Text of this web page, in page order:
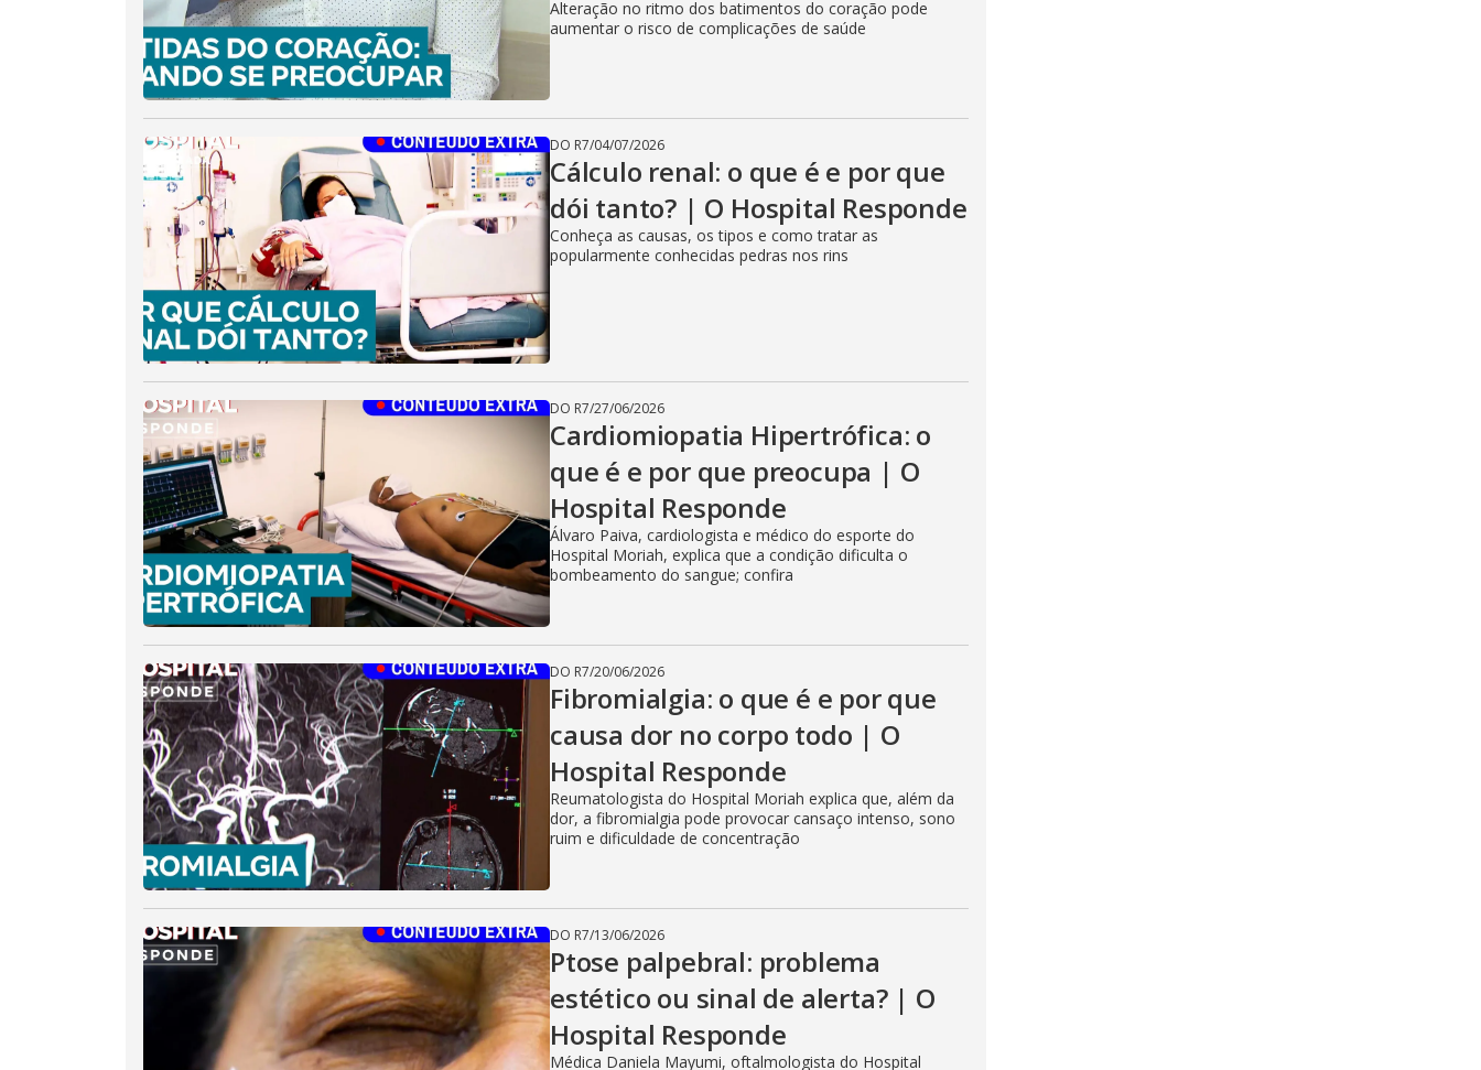
Alteração no ritmo dos batimentos do coração pode
aumentar o risco de complicações de saúde
DO R7/04/07/2026
Cálculo renal: o que é e por que
dói tanto? | O Hospital Responde
Conheça as causas, os tipos e como tratar as
popularmente conhecidas pedras nos rins
DO R7/27/06/2026
Cardiomiopatia Hipertrófica: o
que é e por que preocupa | O
Hospital Responde
Álvaro Paiva, cardiologista e médico do esporte do
Hospital Moriah, explica que a condição dificulta o
bombeamento do sangue; confira
DO R7/20/06/2026
Fibromialgia: o que é e por que
causa dor no corpo todo | O
Hospital Responde
Reumatologista do Hospital Moriah explica que, além da
dor, a fibromialgia pode provocar cansaço intenso, sono
ruim e dificuldade de concentração
DO R7/13/06/2026
Ptose palpebral: problema
estético ou sinal de alerta? | O
Hospital Responde
Médica Daniela Mayumi, oftalmologista do Hospital